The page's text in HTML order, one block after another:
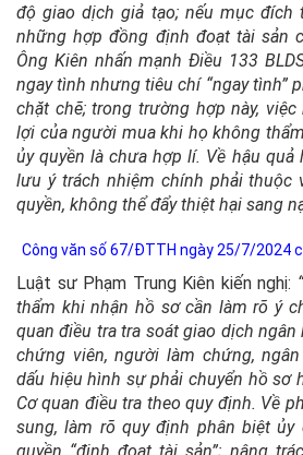
độ giao dịch giả tạo; nếu mục đích
những hợp đồng định đoạt tài sản
Ông Kiên nhấn mạnh Điều 133
ngay tình nhưng tiêu chí “ngay tình”
chặt chẽ; trong trường hợp này,
lợi của người mua khi họ không
ủy quyền là chưa hợp lí. Về hậu quả
lưu ý trách nhiệm chính phải thuộc
quyền, không thể đẩy thiệt hại sang
Công văn số 67/ĐTTH ngày 25/7/2024
Luật sư Phạm Trung Kiên kiến nghị:
thẩm khi nhận hồ sơ cần làm rõ ý
quan điều tra tra soát giao dịch
chứng viên, người làm chứng,
dấu hiệu hình sự phải chuyển hồ sơ
Cơ quan điều tra theo quy định. Về
sung, làm rõ quy định phân biệt ủy